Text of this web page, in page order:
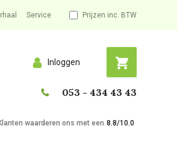
Service Prijzen inc. BTW
Inloggen
053 - 434 43 43
waarderen ons met een 8.8/10.0